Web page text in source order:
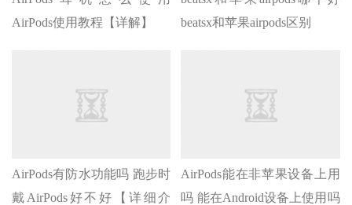
AirPods使用教程【详解】
beatsx和苹果airpods区别
AirPods有防水功能吗 跑步时
戴AirPods好不好【详细介
AirPods能在非苹果设备上用
吗 能在Android设备上使用吗